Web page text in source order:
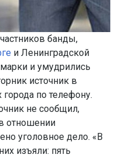
банды,
и Ленинградской
и умудрились
источник в
по телефону.
не сообщил,
отношении
уголовное дело. «В
изъяли: пять